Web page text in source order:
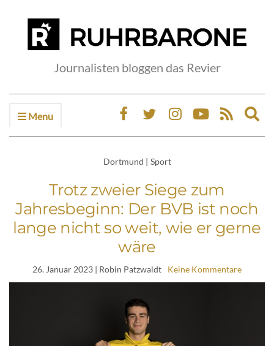
Journalisten bloggen das Revier
Menu
Dortmund | Sport
Trotz zweier Siege zum
Jahresbeginn: Der BVB ist noch
lange nicht so weit, wie er gerne
wäre
26. Januar 2023 | Robin Patzwaldt Keine Kommentare